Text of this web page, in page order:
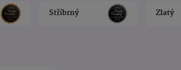
Stříbrný Zlatý